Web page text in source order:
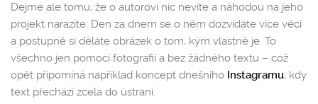
Dejme ale tomu, že o autorovi nic nevíte a náhodou na jeho
projekt narazíte. Den za dnem se o něm dozvídáte více věcí
a postupně si děláte obrázek o tom, kým vlastně je. To
všechno jen pomocí fotografií a bez žádného textu – což
opět připomíná například koncept dnešního Instagramu, kdy
text přechází zcela do ústraní.